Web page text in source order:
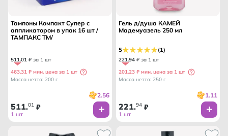
Тампоны Компакт Супер с
аппликатором в упак 16 шт /
ТАМПАКС ТМ/
511.01 ₽ за 1 шт
463.31 ₽ мин. цена за 1 шт
Масса нетто: 200 г
2.56
511.01 ₽
1 шт
Гель д/душа КАМЕЙ
Мадемуазель 250 мл
5 (1)
221.94 ₽ за 1 шт
201.23 ₽ мин. цена за 1 шт
Масса нетто: 250 г
1.11
221.94 ₽
1 шт